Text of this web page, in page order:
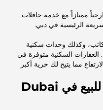
ممتازاً مع خدمة حافلات
الرئيسية في دبي.
وكذلك وحدات سكنية
العقارات السكنية متوفرة في
مما يتيح لك حرية أكبر
مشاريع على المخطط للبيع في Dubai